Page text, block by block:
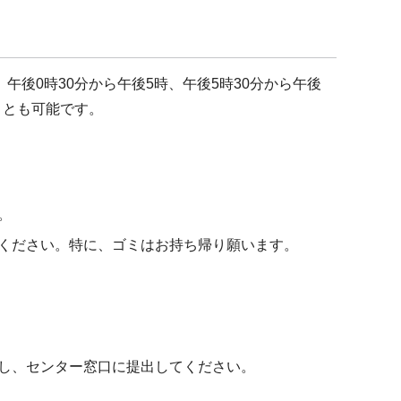
後0時30分から午後5時、午後5時30分から午後
も可能です。
さい。特に、ゴミはお持ち帰り願います。
センター窓口に提出してください。